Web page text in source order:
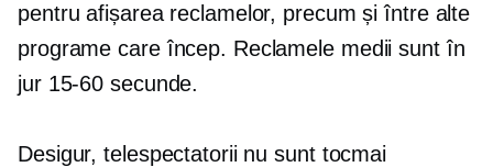
pentru afișarea reclamelor, precum și între alte
programe care încep. Reclamele medii sunt în
jur 15-60 secunde.
Desigur, telespectatorii nu sunt tocmai